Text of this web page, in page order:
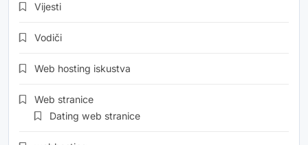
Vijesti
Vodiči
Web hosting iskustva
Web stranice
Dating web stranice